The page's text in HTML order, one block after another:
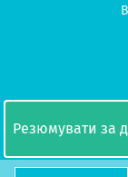
© 2026
Резюмувати за